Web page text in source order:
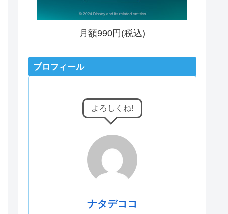
月額990円(税込)
プロフィール
よろしくね!
ナタデココ